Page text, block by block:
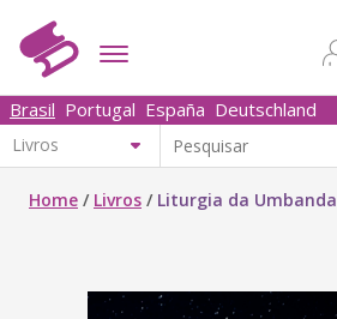
Brasil Portugal España Deutschland
Home / Livros / Liturgia da Umbanda